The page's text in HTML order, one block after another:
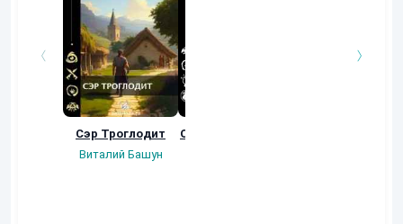
Сэр Троглодит
Виталий Башун
Осколки прошлого